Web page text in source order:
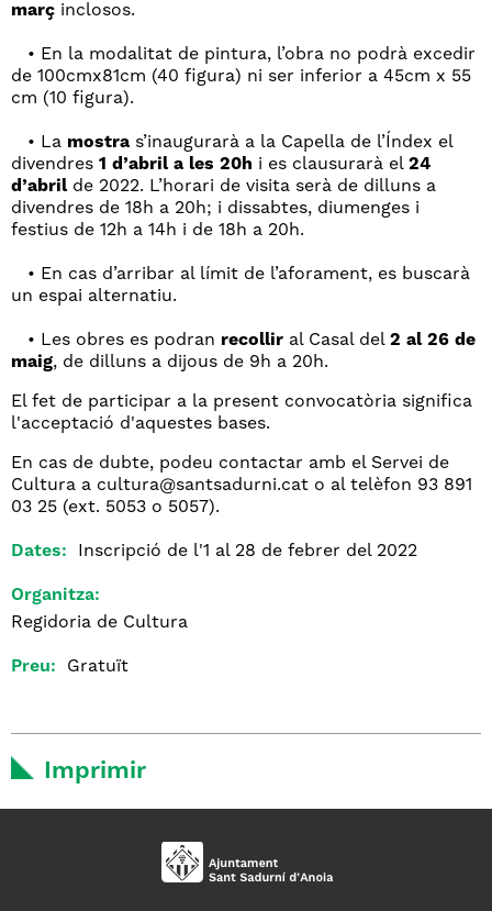
març inclosos.
• En la modalitat de pintura, l’obra no podrà excedir
de 100cmx81cm (40 figura) ni ser inferior a 45cm x 55
cm (10 figura).
• La mostra s’inaugurarà a la Capella de l’Índex el
divendres 1 d’abril a les 20h i es clausurarà el 24
d’abrilde 2022. L’horari de visita serà de dilluns a
divendres de 18h a 20h; i dissabtes, diumenges i
festius de 12h a 14h i de 18h a 20h.
• En cas d’arribar al límit de l’aforament, es buscarà
un espai alternatiu.
• Les obres es podran recollir al Casal del 2 al 26 de
maig, de dilluns a dijous de 9h a 20h.
El fet de participar a la present convocatòria significa
l'acceptació d'aquestes bases.
En cas de dubte, podeu contactar amb el Servei de
Cultura a cultura@santsadurni.cat o al telèfon 93 891
03 25 (ext. 5053 o 5057).
Dates: Inscripció de l'1 al 28 de febrer del 2022
Organitza:
Regidoria de Cultura
Preu: Gratuït
Imprimir